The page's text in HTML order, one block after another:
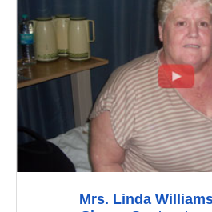
Mrs. Linda